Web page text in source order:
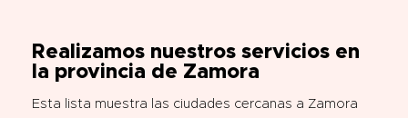
Realizamos nuestros servicios en
la provincia de Zamora
Esta lista muestra las ciudades cercanas a Zamora